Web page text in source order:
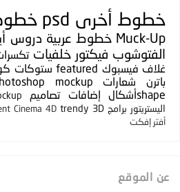
خطوط أخرى psd
Muck-Up خطوط عربية دروس
الفتوشوب فيكتور خلفيات
غلاف فيسبوك featured ستوكات
باترن
شعارات mockup
shapeأشكال
إضافات تصاميم
اليستريتور برامج 3D
trendy
Cinema 4D
أفتر إفكت
عن الموقع